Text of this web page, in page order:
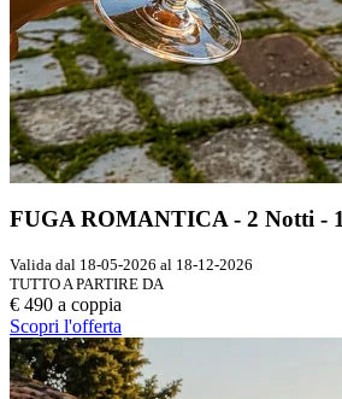
FUGA ROMANTICA - 2 Notti - 1
Valida dal 18-05-2026 al 18-12-2026
TUTTO A PARTIRE DA
€ 490 a coppia
Scopri l'offerta